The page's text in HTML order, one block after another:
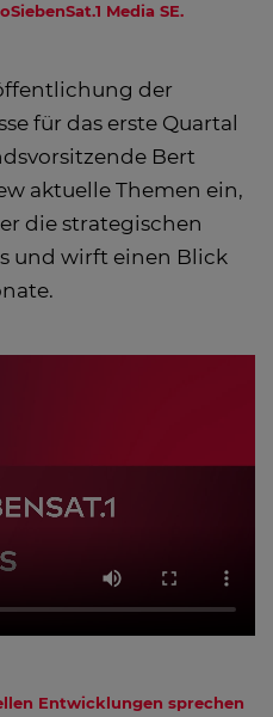
Media SE.
der
für das erste Quartal
Bert
aktuelle Themen ein,
die strategischen
und wirft einen Blick
Entwicklungen sprechen